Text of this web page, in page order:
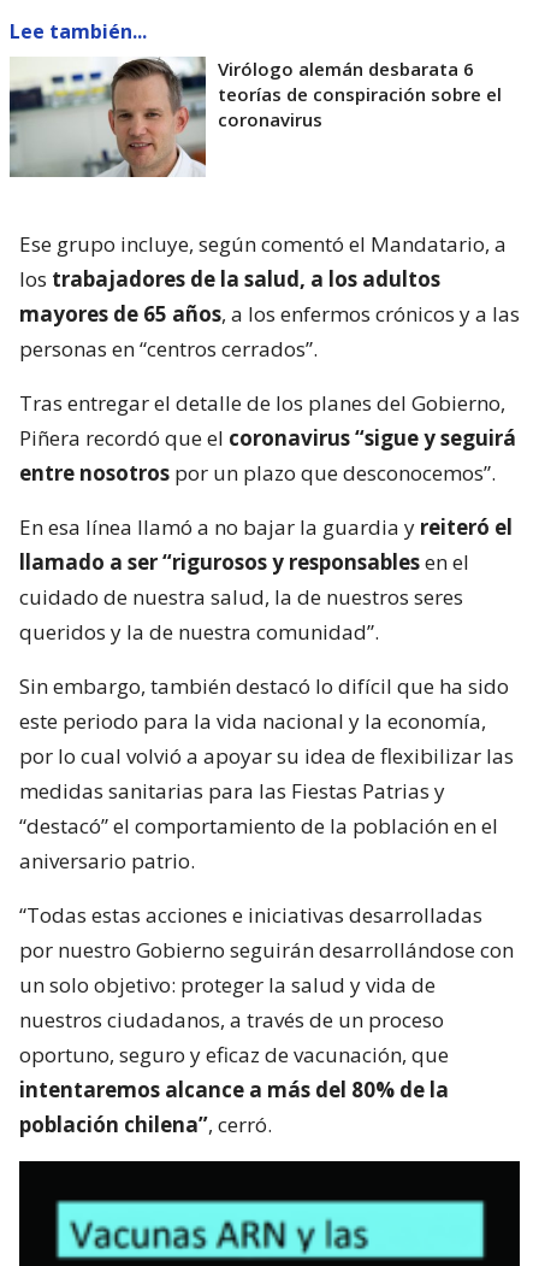
Lee también...
Virólogo alemán desbarata 6
teorías de conspiración sobre el
coronavirus
Ese grupo incluye, según comentó el Mandatario, a
los trabajadores de la salud, a los adultos
mayores de 65 años, a los enfermos crónicos y a las
personas en “centros cerrados”.
Tras entregar el detalle de los planes del Gobierno,
Piñera recordó que el coronavirus “sigue y seguirá
entre nosotros por un plazo que desconocemos”.
En esa línea llamó a no bajar la guardia y reiteró el
llamado a ser “rigurosos y responsablesen el
cuidado de nuestra salud, la de nuestros seres
queridos y la de nuestra comunidad”.
Sin embargo, también destacó lo difícil que ha sido
este periodo para la vida nacional y la economía,
por lo cual volvió a apoyar su idea de flexibilizar las
medidas sanitarias para las Fiestas Patrias y
“destacó” el comportamiento de la población en el
aniversario patrio.
“Todas estas acciones e iniciativas desarrolladas
por nuestro Gobierno seguirán desarrollándose con
un solo objetivo: proteger la salud y vida de
nuestros ciudadanos, a través de un proceso
oportuno, seguro y eficaz de vacunación, que
intentaremos alcance a más del 80% de la
población chilena”, cerró.